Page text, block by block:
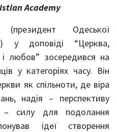
Academy
Одеської
у доповіді “Церква,
і любов” зосередився на
у категоріях часу. Він
як спільноти, де віра
надія – перспективу
– силу для подолання
ідеї створення